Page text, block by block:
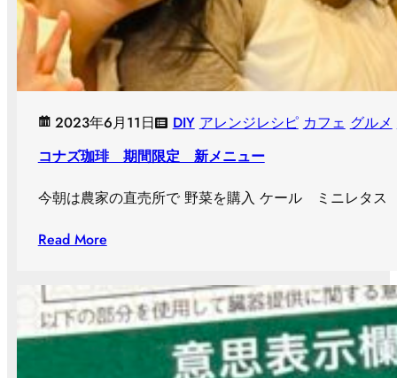
2023年6月11日 DIY アレンジレシピ カフェ グルメ
コナズ珈琲 期間限定 新メニュー
今朝は農家の直売所で 野菜を購入 ケール ミニレタ
Read More